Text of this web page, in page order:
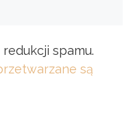
spamu.
są